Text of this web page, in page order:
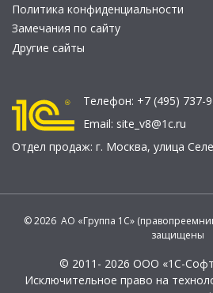
Политика конфиденциальности
Замечания по сайту
Другие сайты
Телефон: +7 (495) 737-
Email: site_v8@1c.ru
Отдел продаж: г. Москва, улица
© 2026 АО «Группа 1С»
защищены
© 2011- 2026 ООО «1С-
Исключительное право на